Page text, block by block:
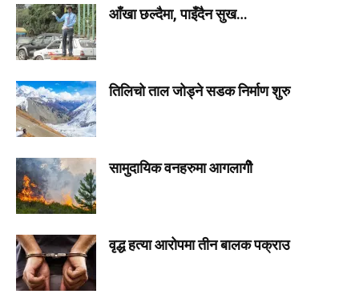
आँखा छल्दैमा, पाइँदैन सुख…
तिलिचो ताल जोड्ने सडक निर्माण शुरु
सामुदायिक वनहरुमा आगलागीे
वृद्ध हत्या आरोपमा तीन बालक पक्राउ